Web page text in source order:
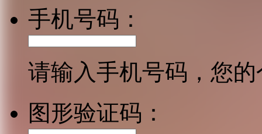
手机号码：
请输入手机号码，您
图形验证码：